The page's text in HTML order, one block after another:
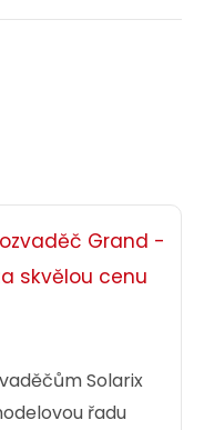
Grand -
skvělou cenu
Solarix
řadu